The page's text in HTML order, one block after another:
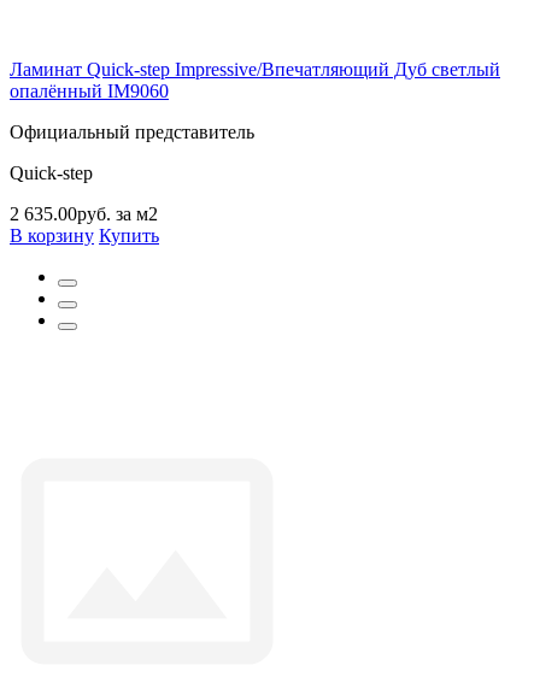
Ламинат Quick-step Impressive/Впечатляющий Дуб светлый
опалённый IM9060
Официальный представитель
Quick-step
2 635.00руб. за м2
В корзину Купить